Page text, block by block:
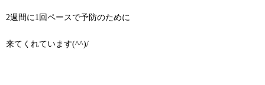
2週間に1回ペースで予防のために
来てくれています(^^)/